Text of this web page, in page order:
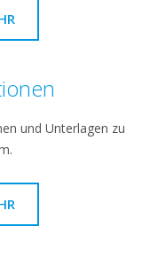
und Unterlagen zu